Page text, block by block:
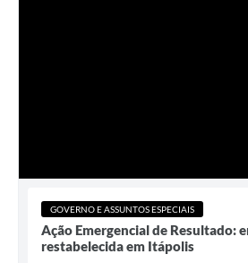
GOVERNO E ASSUNTOS ESPECIAIS
Ação Emergencial de Resultado:
restabelecida em Itápolis